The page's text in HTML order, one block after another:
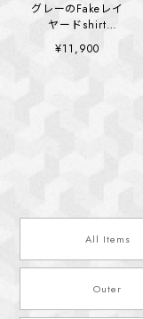
グレーのFakeレイ
ヤードshirt
(kai1321)
¥11,900
All Items
Outer